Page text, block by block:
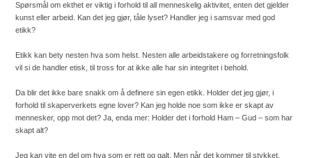
Spørsmål om ekthet er viktig i forhold til all menneskelig aktivitet, enten det gjelder
kunst eller arbeid. Kan det jeg gjør, tåle lyset? Handler jeg i samsvar med god
etikk?
Etikk kan bety nesten hva som helst. Nesten alle arbeidstakere og forretningsfolk
vil si de handler etisk, til tross for at ikke alle har sin integritet i behold.
Da blir det ikke bare snakk om å definere sin egen etikk. Holder det jeg gjør, i
forhold til skaperverkets egne lover? Kan jeg holde noe som ikke er skapt av
mennesker, opp mot det? Ja, enda mer: Holder det i forhold Ham – Gud – som har
skapt alt?
Jeg kan vite en del om hva som er rett og galt. Men når det kommer til stykket,